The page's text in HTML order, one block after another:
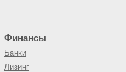
Финансы
Банки
Лизинг